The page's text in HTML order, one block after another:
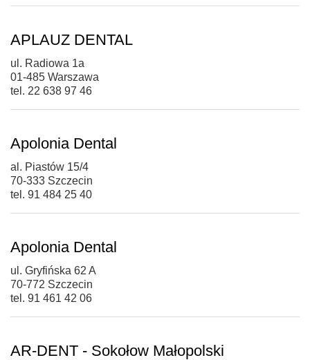
APLAUZ DENTAL
ul. Radiowa 1a
01-485 Warszawa
tel. 22 638 97 46
Apolonia Dental
al. Piastów 15/4
70-333 Szczecin
tel. 91 484 25 40
Apolonia Dental
ul. Gryfińska 62 A
70-772 Szczecin
tel. 91 461 42 06
AR-DENT - Sokołow Małopolski